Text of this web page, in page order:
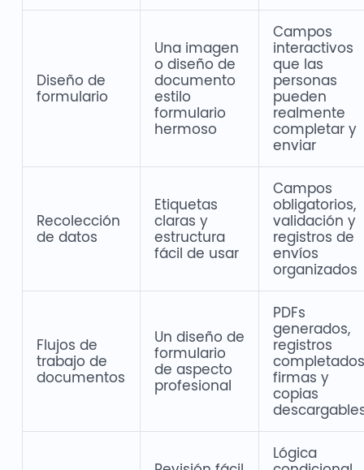
Diseño de
formulario
Una imagen
o diseño de
documento
estilo
formulario
hermoso
Campos
interactivos
que las
personas
pueden
realmente
completar y
enviar
Recolección
de datos
Etiquetas
claras y
estructura
fácil de usar
Campos
obligatorios,
validación y
registros de
envíos
organizados
Flujos de
trabajo de
documentos
Un diseño de
formulario
de aspecto
profesional
PDFs
generados,
registros
firmas y
copias
Lógica